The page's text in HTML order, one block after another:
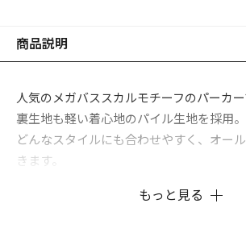
商品説明
人気のメガバススカルモチーフのパーカー
裏生地も軽い着心地のパイル生地を採用。
どんなスタイルにも合わせやすく、オー
きます。
もっと見る